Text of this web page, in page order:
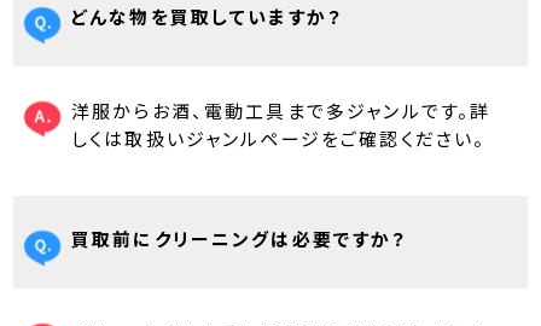
どんな物を買取していますか？
洋服からお酒、電動工具まで多ジャンルです。詳
しくは取扱いジャンルページをご確認ください。
買取前にクリーニングは必要ですか？